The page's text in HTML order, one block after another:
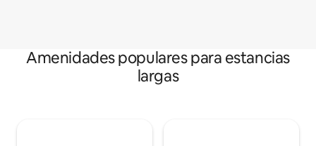
Amenidades populares para estancias
largas